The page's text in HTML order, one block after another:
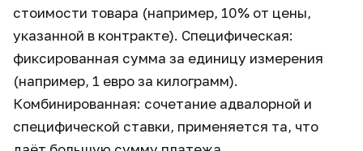
стоимости товара (например, 10% от цены,
указанной в контракте). Специфическая:
фиксированная сумма за единицу измерения
(например, 1 евро за килограмм).
Комбинированная: сочетание адвалорной и
специфической ставки, применяется та, что